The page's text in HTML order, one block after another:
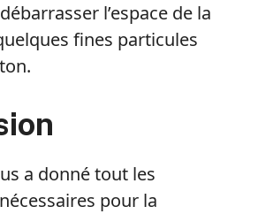
l’espace de la
fines particules
a donné tout les
pour la